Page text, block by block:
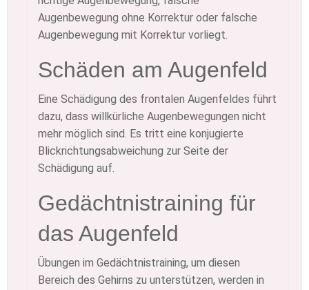
Augenbewegung ohne Korrektur oder falsche
Augenbewegung mit Korrektur vorliegt.
Schäden am Augenfeld
Eine Schädigung des frontalen Augenfeldes führt
dazu, dass willkürliche Augenbewegungen nicht
mehr möglich sind. Es tritt eine konjugierte
Blickrichtungsabweichung zur Seite der
Schädigung auf.
Gedächtnistraining für
das Augenfeld
Übungen im Gedächtnistraining, um diesen
Bereich des Gehirns zu unterstützen, werden in